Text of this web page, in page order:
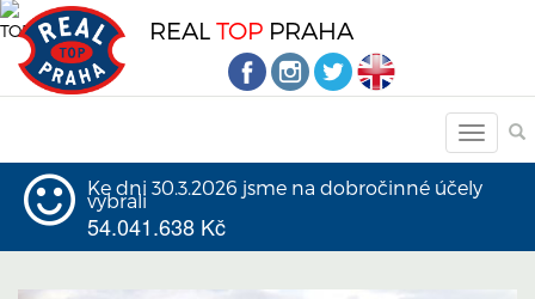
REAL TOP PRAHA
Ke dni 30.3.2026 jsme na dobročinné účely
vybrali
54.041.638 Kč